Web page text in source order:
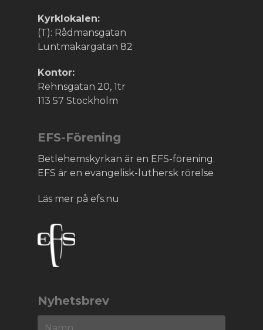
Kyrklokalen:
(T): Rådmansgatan
Luntmakargatan 82
Kontor:
Rehnsgatan 20, 1tr
113 57 Stockholm
EFS-Förening
Betlehemskyrkan är en EFS-förening.
EFS är en evangelisk-luthersk rörelse
Läs mer på efs.nu
Nyhetsbrev